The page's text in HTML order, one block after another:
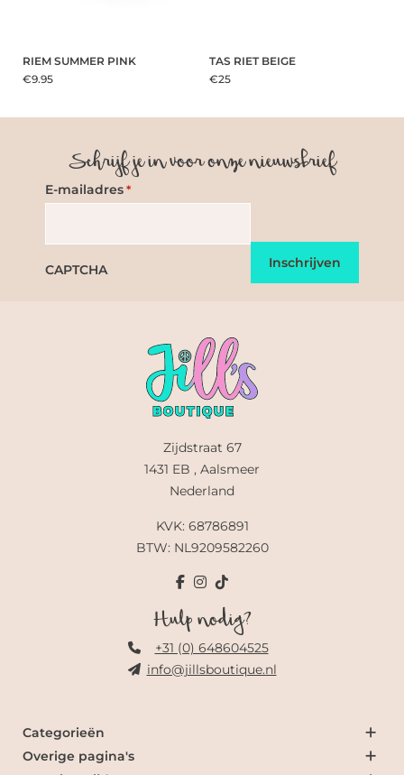
RIEM SUMMER PINK
€9.95
TAS RIET BEIGE
€25
Schrijf je in voor onze nieuwsbrief
E-mailadres *
CAPTCHA
Zijdstraat 67
1431 EB , Aalsmeer
Nederland
KVK: 68786891
BTW: NL9209582260
Hulp nodig?
+31 (0) 648604525
info@jillsboutique.nl
Categorieën
Overige pagina's